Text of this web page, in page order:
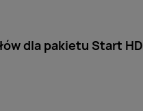
dla pakietu Start HD